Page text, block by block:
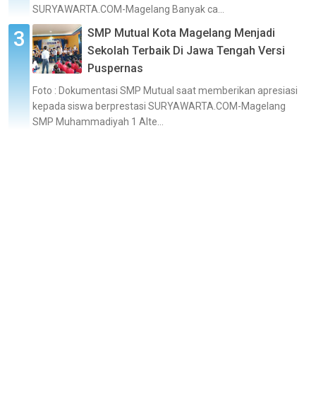
SURYAWARTA.COM-Magelang Banyak ca...
SMP Mutual Kota Magelang Menjadi
Sekolah Terbaik Di Jawa Tengah Versi
Puspernas
Foto : Dokumentasi SMP Mutual saat memberikan apresiasi
kepada siswa berprestasi SURYAWARTA.COM-Magelang
SMP Muhammadiyah 1 Alte...